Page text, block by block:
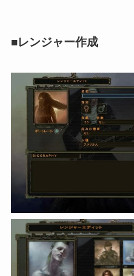
■レンジャー作成